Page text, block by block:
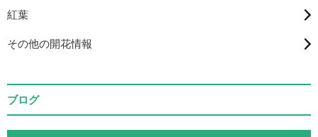
紅葉
その他の開花情報
ブログ